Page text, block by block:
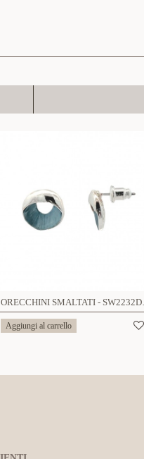
Aggiungi al carrello